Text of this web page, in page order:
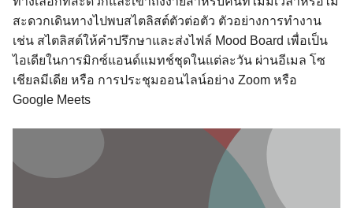
สะดวกเดินทางไปพบสไตลิสต์ตัวต่อตัว ตัวอย่างการทำงาน
เช่น สไตลิสต์ให้คำปรึกษาและส่งไฟล์ Mood Board เพื่อเป็น
ไอเดียในการมิกซ์แอนด์แมทช์ชุดในแต่ละวัน ผ่านอีเมล โซ
เชียลมีเดีย หรือ การประชุมออนไลน์อย่าง Zoom หรือ
Google Meets